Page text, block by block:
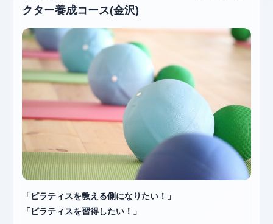
クター養成コース(金沢)
「ピラティスを教える側になりたい！」
「ピラティスを習得したい！」